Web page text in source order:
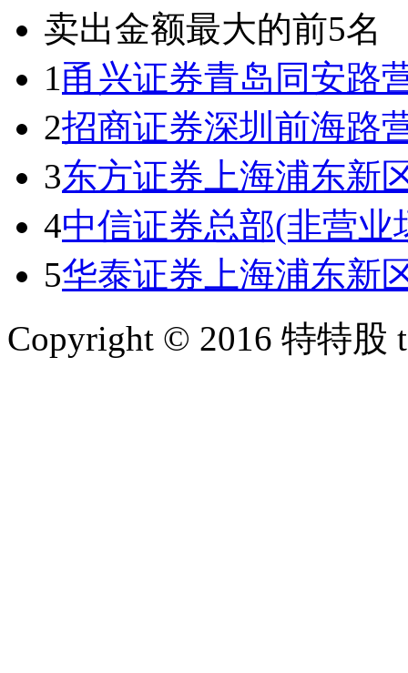
卖出金额最大的前5名
1甬兴证券青岛同安路
2招商证券深圳前海路
3东方证券上海浦东新
4中信证券总部(非营业
5华泰证券上海浦东新
Copyright © 2016 特特股